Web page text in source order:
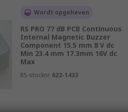
Wordt opgeheven
RS PRO 77 dB PCB Continuous
Internal Magnetic Buzzer
Component 15.5 mm 8 V dc
Min 23.4 mm 17.3mm 16V dc
Max
RS-stocknr. 622-1433